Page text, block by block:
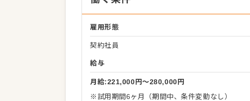
雇用形態
契約社員
給与
月給:221,000円〜280,000円
※試用期間6ヶ月（期間中、条件変動なし）